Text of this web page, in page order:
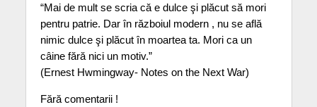
“Mai de mult se scria că e dulce şi plăcut să mori
pentru patrie. Dar în războiul modern , nu se află
nimic dulce şi plăcut în moartea ta. Mori ca un
câine fără nici un motiv.”
(Ernest Hwmingway- Notes on the Next War)
Fără comentarii !